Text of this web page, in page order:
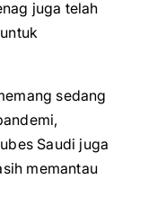
juga telah
sedang
Saudi juga
memantau